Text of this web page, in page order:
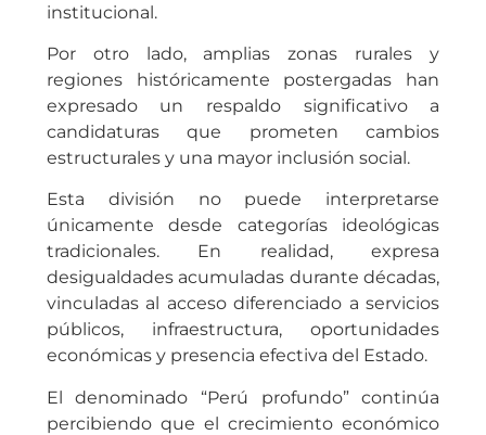
institucional.
Por otro lado, amplias zonas rurales y
regiones históricamente postergadas han
expresado un respaldo significativo a
candidaturas que prometen cambios
estructurales y una mayor inclusión social.
Esta división no puede interpretarse
únicamente desde categorías ideológicas
tradicionales. En realidad, expresa
desigualdades acumuladas durante décadas,
vinculadas al acceso diferenciado a servicios
públicos, infraestructura, oportunidades
económicas y presencia efectiva del Estado.
El denominado “Perú profundo” continúa
percibiendo que el crecimiento económico